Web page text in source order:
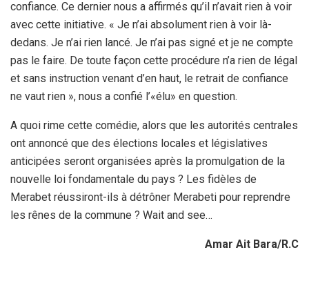
confiance. Ce dernier nous a affirmés qu’il n’avait rien à voir
avec cette initiative. « Je n’ai absolument rien à voir là-
dedans. Je n’ai rien lancé. Je n’ai pas signé et je ne compte
pas le faire. De toute façon cette procédure n’a rien de légal
et sans instruction venant d’en haut, le retrait de confiance
ne vaut rien », nous a confié l’«élu» en question.
A quoi rime cette comédie, alors que les autorités centrales
ont annoncé que des élections locales et législatives
anticipées seront organisées après la promulgation de la
nouvelle loi fondamentale du pays ? Les fidèles de
Merabet réussiront-ils à détrôner Merabeti pour reprendre
les rênes de la commune ? Wait and see…
Amar Ait Bara/R.C